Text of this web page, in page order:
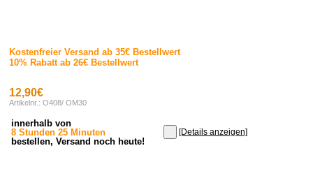
Kostenfreier Versand ab 35€ Bestellwert
10% Rabatt ab 26€ Bestellwert
12,90€
Artikelnr.: O408/ OM30
innerhalb von
8 Stunden 25 Minuten
bestellen, Versand noch heute!
[Details anzeigen]